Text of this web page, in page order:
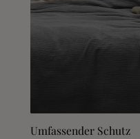
Umfassender Schutz